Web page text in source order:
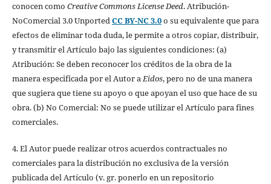
conocen como Creative Commons License Deed. Atribución-
NoComercial 3.0 UnportedCC BY-NC 3.0o su equivalente que para
efectos de eliminar toda duda, le permite a otros copiar, distribuir,
y transmitir el Artículo bajo las siguientes condiciones: (a)
Atribución: Se deben reconocer los créditos de la obra de la
manera especificada por el Autor aEidos, pero no de una manera
que sugiera que tiene su apoyo o que apoyan el uso que hace de su
obra. (b) No Comercial: No se puede utilizar el Artículo para fines
comerciales.
4. El Autor puede realizar otros acuerdos contractuales no
comerciales para la distribución no exclusiva de la versión
publicada del Artículo (v. gr. ponerlo en un repositorio